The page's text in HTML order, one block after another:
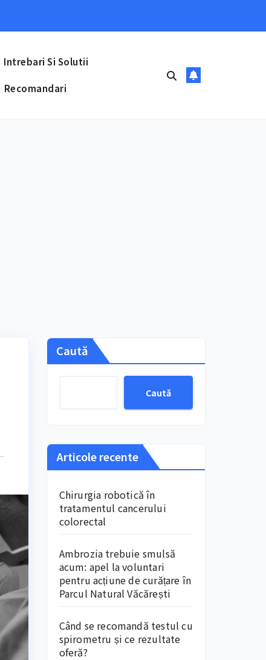
Intrebari Si Solutii
Recomandari
Caută
Caută
Articole recente
Chirurgia robotică în
tratamentul cancerului
colorectal
Ambrozia trebuie smulsă
acum: apel la voluntari
pentru acțiune de curățare în
Parcul Natural Văcărești
Când se recomandă testul cu
spirometru și ce rezultate
oferă?